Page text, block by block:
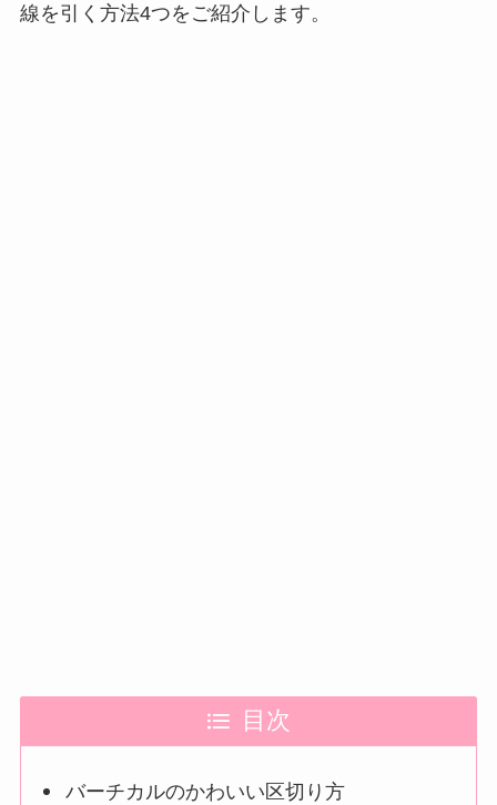
線を引く方法4つをご紹介します。
目次
バーチカルのかわいい区切り方